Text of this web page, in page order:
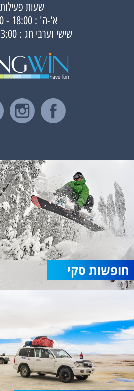
שעות פעילות
א'-ה' : 18:00 - 9:00
שישי וערבי חג : 13:00 - 9:00
חופשות סקי